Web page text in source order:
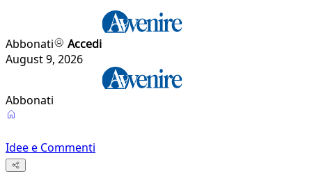
Abbonati
Accedi
August 9, 2026
Abbonati
Idee e Commenti